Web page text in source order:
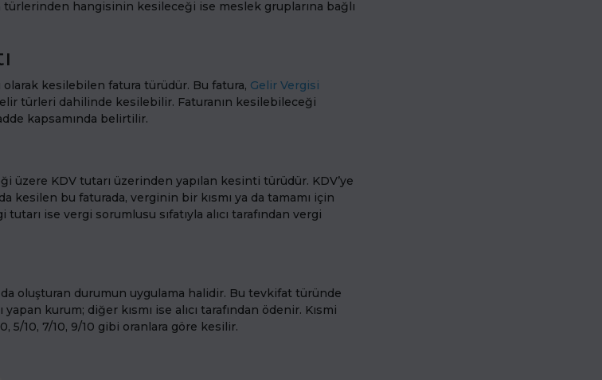
türlerinden hangisinin kesileceği ise meslek gruplarına bağlı
kesilebilen fatura türüdür. Bu fatura, Gelir Vergisi
türleri dahilinde kesilebilir. Faturanın kesilebileceği
kapsamında belirtilir.
üzere KDV tutarı üzerinden yapılan kesinti türüdür. KDV’ye
kesilen bu faturada, verginin bir kısmı ya da tamamı için
ise vergi sorumlusu sıfatıyla alıcı tarafından vergi
da oluşturan durumun uygulama halidir. Bu tevkifat türünde
kurum; diğer kısmı ise alıcı tarafından ödenir. Kısmi
5/10, 7/10, 9/10 gibi oranlara göre kesilir.